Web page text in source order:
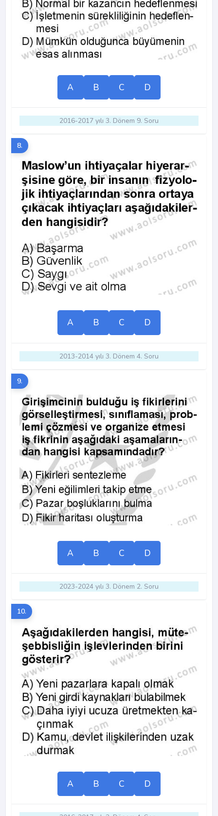
A B C D
2016-2017 yılı 3. Dönem 9. Soru
8.
A B C D
2013-2014 yılı 3. Dönem 4. Soru
9.
A B C D
2023-2024 yılı 3. Dönem 2. Soru
10.
A B C D